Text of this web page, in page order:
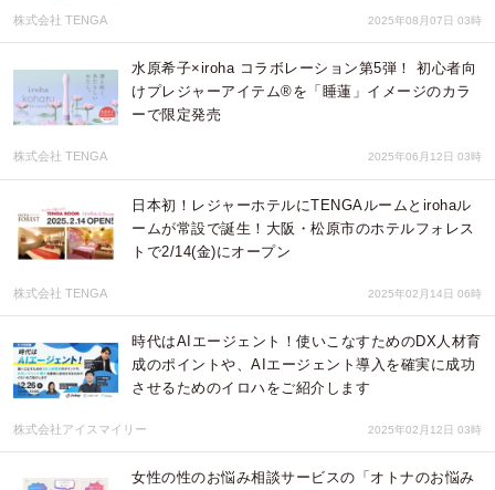
株式会社 TENGA 2025年08月07日 03時
水原希子×iroha コラボレーション第5弾！ 初心者向
けプレジャーアイテム®を「睡蓮」イメージのカラ
ーで限定発売
株式会社 TENGA 2025年06月12日 03時
日本初！レジャーホテルにTENGAルームとirohaル
ームが常設で誕生！大阪・松原市のホテルフォレス
トで2/14(金)にオープン
株式会社 TENGA 2025年02月14日 06時
時代はAIエージェント！使いこなすためのDX人材育
成のポイントや、AIエージェント導入を確実に成功
させるためのイロハをご紹介します
株式会社アイスマイリー 2025年02月12日 03時
女性の性のお悩み相談サービスの「オトナのお悩み